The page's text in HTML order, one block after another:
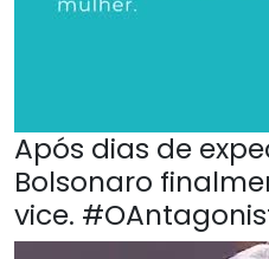
Após dias de
Bolsonaro
vice.